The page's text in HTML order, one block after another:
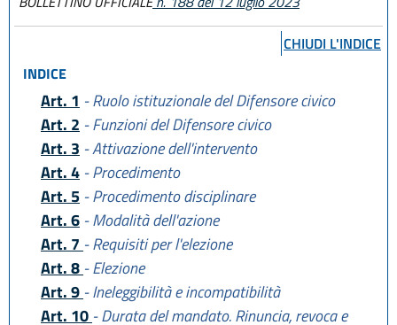
CHIUDI L'INDICE
INDICE
Art. 1 - Ruolo istituzionale del Difensore civico
Art. 2 - Funzioni del Difensore civico
Art. 3 - Attivazione dell'intervento
Art. 4 - Procedimento
Art. 5 - Procedimento disciplinare
Art. 6 - Modalità dell'azione
Art. 7 - Requisiti per l'elezione
Art. 8 - Elezione
Art. 9 - Ineleggibilità e incompatibilità
Art. 10 - Durata del mandato. Rinuncia, revoca e